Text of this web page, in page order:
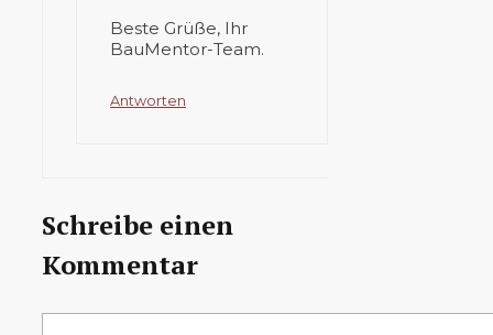
Beste Grüße, Ihr
BauMentor-Team.
Antworten
Schreibe einen
Kommentar